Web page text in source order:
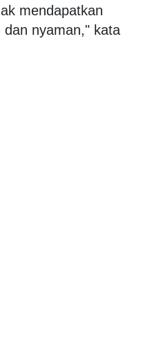
mendapatkan
nyaman," kata